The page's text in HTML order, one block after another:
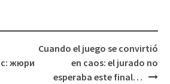
жюри
Cuando el juego se convirtió
en caos: el jurado no
esperaba este final…